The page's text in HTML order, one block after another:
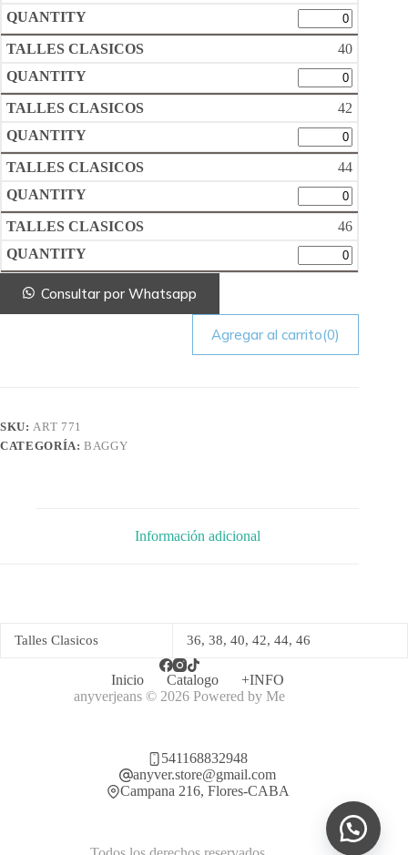
40
42
44
46
Consultar por Whatsapp
Agregar al carrito(0)
SKU:ART 771
CATEGORÍA:BAGGY
Información adicional
Talles Clasicos 36, 38, 40, 42, 44, 46
Inicio Catalogo
+INFO
anyverjeans © 2026 Powered byMe
541168832948
anyver.store@gmail.com
Campana 216, Flores-CABA